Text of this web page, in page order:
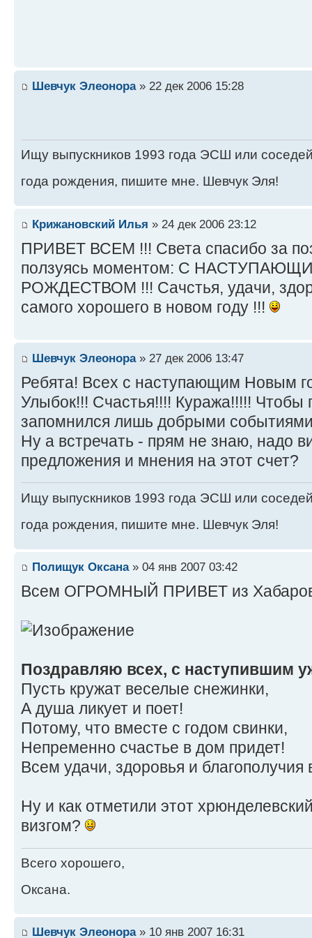
Шевчук Элеонора» 22 дек 2006 15:28
Ищу выпускников 1993 года ЭСШ или
года рождения, пишите мне. Шевчук Эля!
Крижановский Илья » 24 дек 2006 23:12
ПРИВЕТ ВСЕМ !!! Света спасибо за
ползуясь моментом: С
РОЖДЕСТВОМ !!! Сачстья, удачи,
самого хорошего в новом году !!!
Шевчук Элеонора» 27 дек 2006 13:47
Ребята! Всех с наступающим Новым
Улыбок!!! Счастья!!!! Куража!!!!! Чтобы
запомнился лишь добрыми
Ну а встречать - прям не знаю, надо
предложения и мнения на этот счет?
Ищу выпускников 1993 года ЭСШ или
года рождения, пишите мне. Шевчук Эля!
Полищук Оксана» 04 янв 2007 03:42
Всем ОГРОМНЫЙ ПРИВЕТ из
Поздравляю всех, с наступившим
Пусть кружат веселые снежинки,
А душа ликует и поет!
Потому, что вместе с годом свинки,
Непременно счастье в дом придет!
Всем удачи, здоровья и благополучия
Ну и как отметили этот
визгом?
Всего хорошего,
Оксана.
Шевчук Элеонора» 10 янв 2007 16:31